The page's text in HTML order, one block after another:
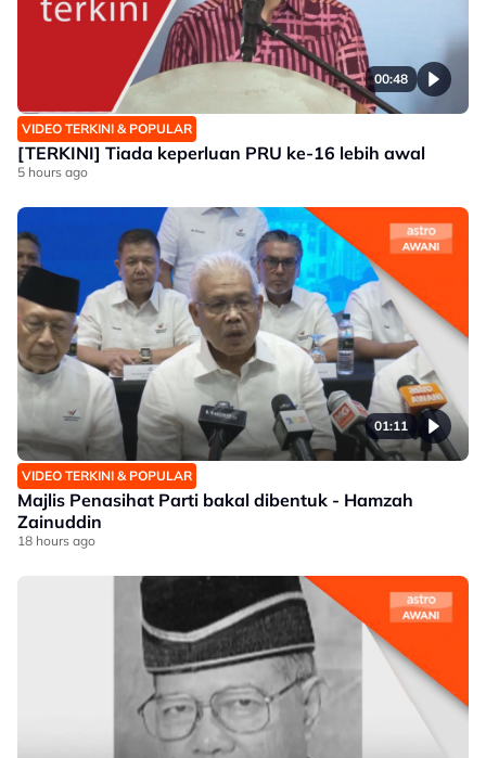
00:48
VIDEO TERKINI & POPULAR
[TERKINI] Tiada keperluan PRU ke-16 lebih awal
5 hours ago
01:11
VIDEO TERKINI & POPULAR
Majlis Penasihat Parti bakal dibentuk - Hamzah
Zainuddin
18 hours ago